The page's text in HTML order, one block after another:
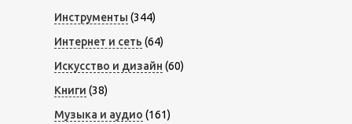
Инструменты (344)
Интернет и сеть (64)
Искусство и дизайн (60)
Книги (38)
Музыка и аудио (161)